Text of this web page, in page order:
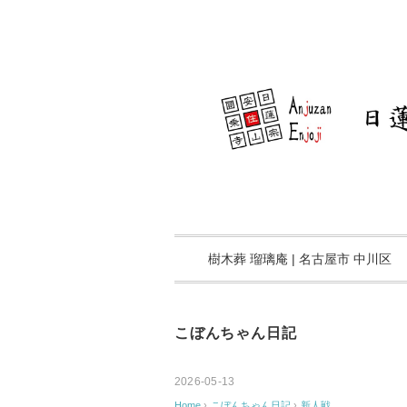
樹木葬 瑠璃庵 | 名古屋市 中川区
こぼんちゃん日記
2026-05-13